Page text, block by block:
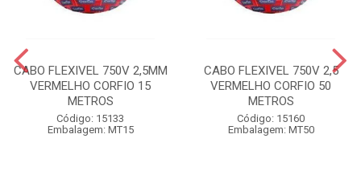
CABO FLEXIVEL 750V 2,5MM
VERMELHO CORFIO 15
METROS
Código: 15133
Embalagem: MT15
CABO FLEXIVEL 750V 2,5
VERMELHO CORFIO 50
METROS
Código: 15160
Embalagem: MT50